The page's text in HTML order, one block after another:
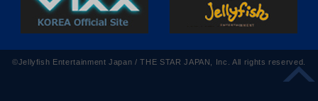
©Jellyfish Entertainment Japan / THE STAR JAPAN, Inc. All rights reserved.